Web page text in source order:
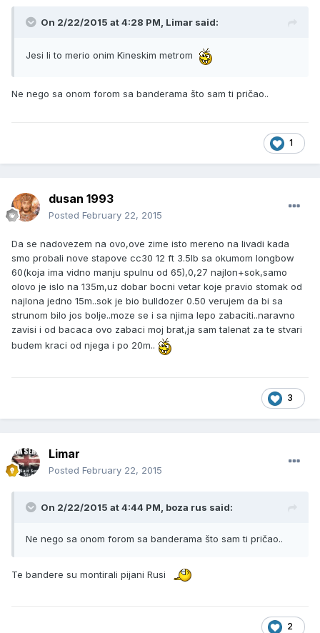
On 2/22/2015 at 4:28 PM, Limar said:
Jesi li to merio onim Kineskim metrom
Ne nego sa onom forom sa banderama što sam ti pričao..
1
dusan 1993
Posted February 22, 2015
Da se nadovezem na ovo,ove zime isto mereno na livadi kada
smo probali nove stapove cc30 12 ft 3.5lb sa okumom longbow
60(koja ima vidno manju spulnu od 65),0,27 najlon+sok,samo
olovo je islo na 135m,uz dobar bocni vetar koje pravio stomak od
najlona jedno 15m..sok je bio bulldozer 0.50 verujem da bi sa
strunom bilo jos bolje..moze se i sa njima lepo zabaciti..naravno
zavisi i od bacaca ovo zabaci moj brat,ja sam talenat za te stvari
budem kraci od njega i po 20m..
3
Limar
Posted February 22, 2015
On 2/22/2015 at 4:44 PM, boza rus said:
Ne nego sa onom forom sa banderama što sam ti pričao..
Te bandere su montirali pijani Rusi
2